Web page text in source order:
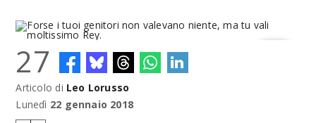
Forse i tuoi genitori non valevano niente, ma tu vali moltissimo
27
Articolo di Leo Lorusso
Lunedì 22 gennaio 2018